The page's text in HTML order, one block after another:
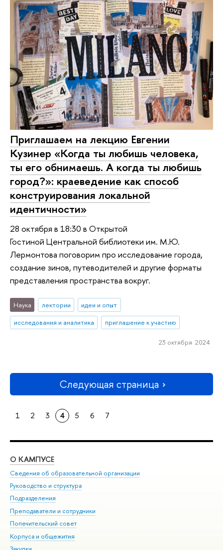
Приглашаем на лекцию Евгении
Кузинер «Когда ты любишь человека,
ты его обнимаешь. А когда ты любишь
город?»: краеведение как способ
конструирования локальной
идентичности»
28 октября в 18:30 в Открытой
Гостиной Центральной библиотеки им. М.Ю.
Лермонтова поговорим про исследование города,
создание зинов, путеводителей и другие форматы
представления пространства вокруг.
Наука лектории
идеи и опыт
исследования и аналитика
приглашение к участию
23 октября 2024
Следующая страница
1 2 3 4 5 6 7
О КАМПУСЕ
Сведения об образовательной организации
Руководство и структура
Подразделения
Преподаватели и сотрудники
Попечительский совет
Корпуса и общежития